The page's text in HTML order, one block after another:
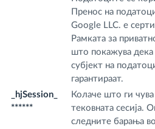
Пренос на
Google LLC. е
Рамката за
што покажува дека
субјект на
гарантираат.
_hjSession_
******
Колаче што ги
тековната сесија.
следните барања